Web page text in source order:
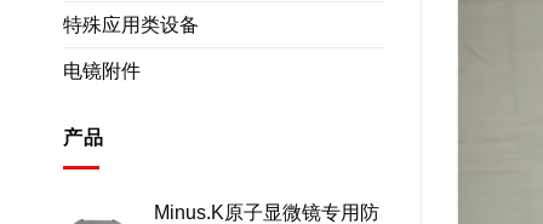
特殊应用类设备
电镜附件
产品
Minus.K原子显微镜专用防